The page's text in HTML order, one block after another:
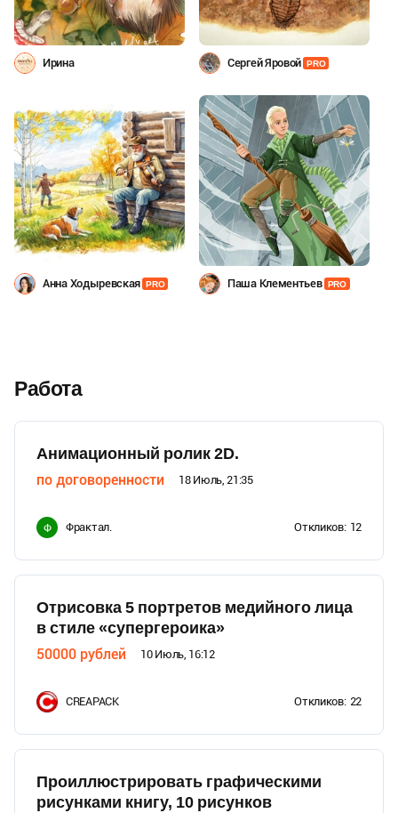
Ирина Сергей Яровой PRO
Анна Ходыревская PRO Паша Клементьев PRO
Работа
Анимационный ролик 2D.
по договоренности 18 Июль, 21:35
Ф Фрактал. Откликов: 12
Отрисовка 5 портретов медийного лица
в стиле «супергероика»
50000 рублей 10 Июль, 16:12
CREAPACK Откликов: 22
Проиллюстрировать графическими
рисунками книгу, 10 рисунков